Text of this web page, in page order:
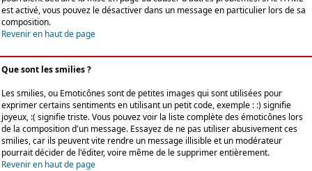
est activé, vous pouvez le désactiver dans un message en particulier lors de sa
composition.
Revenir en haut de page
Que sont les smilies ?
Les smilies, ou Emoticônes sont de petites images qui sont utilisées pour
exprimer certains sentiments en utilisant un petit code, exemple : :) signifie
joyeux, :( signifie triste. Vous pouvez voir la liste complète des émoticônes lors
de la composition d'un message. Essayez de ne pas utiliser abusivement ces
smilies, car ils peuvent vite rendre un message illisible et un modérateur
pourrait décider de l'éditer, voire même de le supprimer entièrement.
Revenir en haut de page